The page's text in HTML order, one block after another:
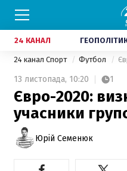
24 КАНАЛ
24 канал Спорт Футбол
13 листопада, 10:20 1
Євро-2020:
учасники
Юрій Семенюк